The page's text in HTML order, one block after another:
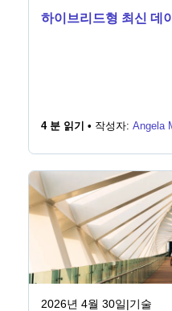
하이브리드형 최신 데
4 분 읽기 • 작성자: Angela
2026년 4월 30일|기술